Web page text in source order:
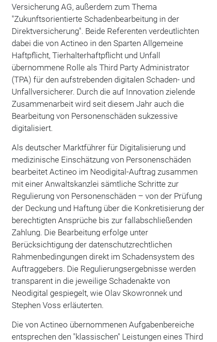
Versicherung AG, außerdem zum Thema
"Zukunftsorientierte Schadenbearbeitung in der
Direktversicherung". Beide Referenten verdeutlichten
dabei die von Actineo in den Sparten Allgemeine
Haftpflicht, Tierhalterhaftpflicht und Unfall
übernommene Rolle als Third Party Administrator
(TPA) für den aufstrebenden digitalen Schaden- und
Unfallversicherer. Durch die auf Innovation zielende
Zusammenarbeit wird seit diesem Jahr auch die
Bearbeitung von Personenschäden sukzessive
digitalisiert.
Als deutscher Marktführer für Digitalisierung und
medizinische Einschätzung von Personenschäden
bearbeitet Actineo im Neodigital-Auftrag zusammen
mit einer Anwaltskanzlei sämtliche Schritte zur
Regulierung von Personenschäden – von der Prüfung
der Deckung und Haftung über die Konkretisierung der
berechtigten Ansprüche bis zur fallabschließenden
Zahlung. Die Bearbeitung erfolge unter
Berücksichtigung der datenschutzrechtlichen
Rahmenbedingungen direkt im Schadensystem des
Auftraggebers. Die Regulierungsergebnisse werden
transparent in die jeweilige Schadenakte von
Neodigital gespiegelt, wie Olav Skowronnek und
Stephen Voss erläuterten.
Die von Actineo übernommenen Aufgabenbereiche
entsprechen den "klassischen" Leistungen eines Third